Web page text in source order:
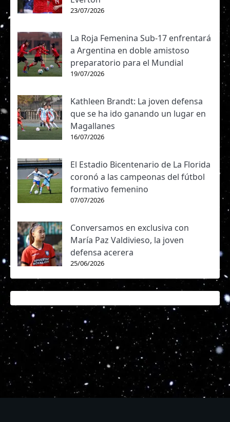
23/07/2026
La Roja Femenina Sub-17 enfrentará
a Argentina en doble amistoso
preparatorio para el Mundial
19/07/2026
Kathleen Brandt: La joven defensa
que se ha ido ganando un lugar en
Magallanes
16/07/2026
El Estadio Bicentenario de La Florida
coronó a las campeonas del fútbol
formativo femenino
07/07/2026
Conversamos en exclusiva con
María Paz Valdivieso, la joven
defensa acerera
25/06/2026